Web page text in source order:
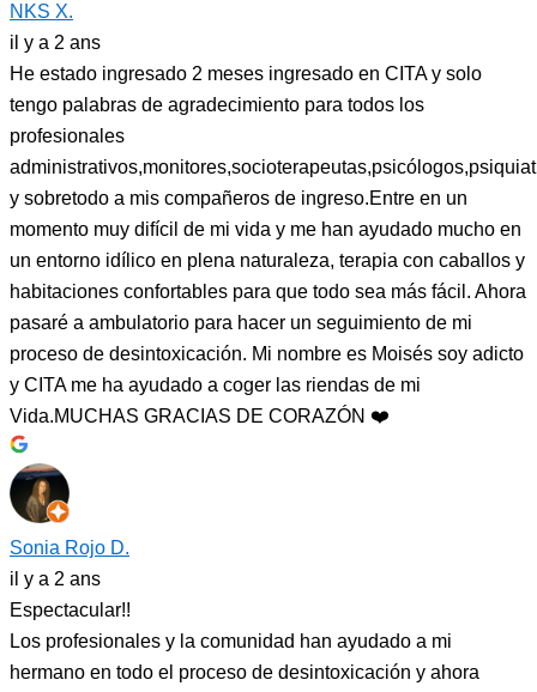
NKS X.
il y a 2 ans
He estado ingresado 2 meses ingresado en CITA y solo
tengo palabras de agradecimiento para todos los
profesionales
y sobretodo a mis compañeros de ingreso.Entre en un
momento muy difícil de mi vida y me han ayudado mucho en
un entorno idílico en plena naturaleza, terapia con caballos y
habitaciones confortables para que todo sea más fácil. Ahora
pasaré a ambulatorio para hacer un seguimiento de mi
proceso de desintoxicación. Mi nombre es Moisés soy adicto
y CITA me ha ayudado a coger las riendas de mi
Vida.MUCHAS GRACIAS DE CORAZÓN ❤️
Sonia Rojo D.
il y a 2 ans
Espectacular!!
Los profesionales y la comunidad han ayudado a mi
hermano en todo el proceso de desintoxicación y ahora